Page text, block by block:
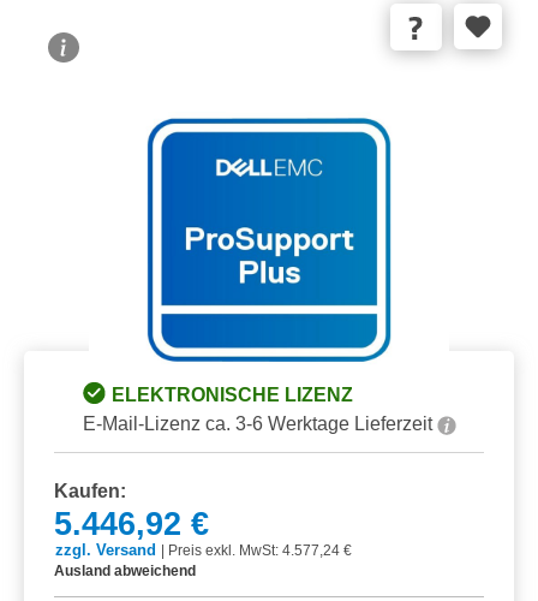
ELEKTRONISCHE LIZENZ
E-Mail-Lizenz ca. 3-6 Werktage Lieferzeit
Kaufen:
5.446,92 €
zzgl. Versand
Preis exkl. MwSt: 4.577,24 €
Ausland abweichend